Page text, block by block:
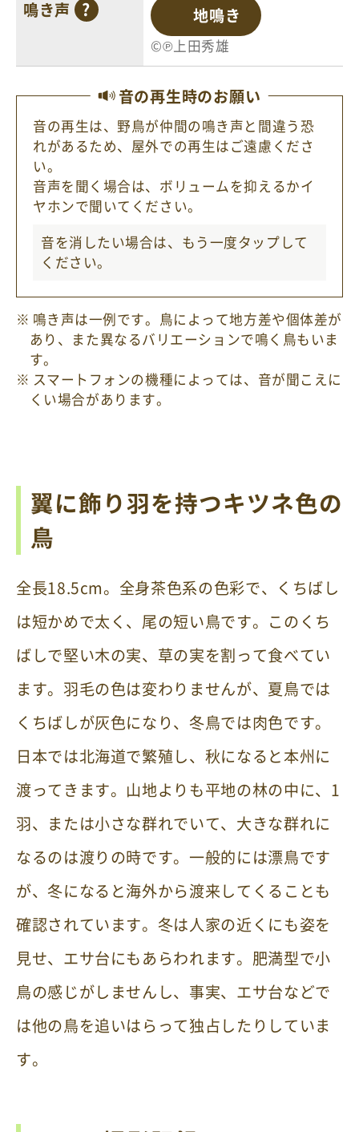
鳴き声 地鳴き
©℗上田秀雄
音の再生時のお願い
音の再生は、野鳥が仲間の鳴き声と間違う恐
れがあるため、屋外での再生はご遠慮くださ
い。
音声を聞く場合は、ボリュームを抑えるかイ
ヤホンで聞いてください。
音を消したい場合は、もう一度タップ して
ください。
鳴き声は一例です。鳥によって地方差や個体差が
あり、また異なるバリエーションで鳴く鳥もいま
す。
スマートフォンの機種によっては、音が聞こえに
くい場合があります。
翼に飾り羽を持つキツネ色の
鳥
全長18.5cm。全身茶色系の色彩で、くちばし
は短かめで太く、尾の短い鳥です。このくち
ばしで堅い木の実、草の実を割って食べてい
ます。羽毛の色は変わりませんが、夏鳥では
くちばしが灰色になり、冬鳥では肉色です。
日本では北海道で繁殖し、秋になると本州に
渡ってきます。山地よりも平地の林の中に、1
羽、または小さな群れでいて、大きな群れに
なるのは渡りの時です。一般的には漂鳥です
が、冬になると海外から渡来してくることも
確認されています。冬は人家の近くにも姿を
見せ、エサ台にもあらわれます。肥満型で小
鳥の感じがしませんし、事実、エサ台などで
は他の鳥を追いはらって独占したりしていま
す。